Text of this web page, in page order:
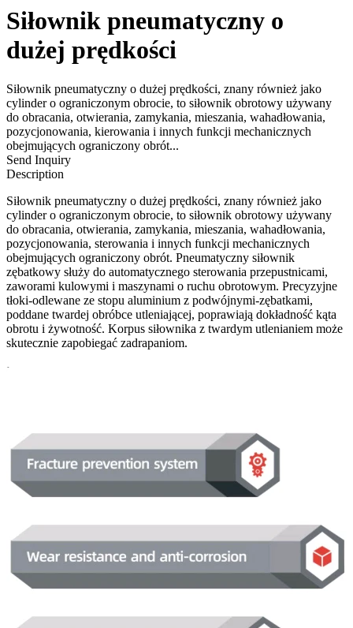
Siłownik pneumatyczny o
dużej prędkości
Siłownik pneumatyczny o dużej prędkości, znany również jako
cylinder o ograniczonym obrocie, to siłownik obrotowy używany
do obracania, otwierania, zamykania, mieszania, wahadłowania,
pozycjonowania, kierowania i innych funkcji mechanicznych
obejmujących ograniczony obrót...
Send Inquiry
Description
Siłownik pneumatyczny o dużej prędkości, znany również jako
cylinder o ograniczonym obrocie, to siłownik obrotowy używany
do obracania, otwierania, zamykania, mieszania, wahadłowania,
pozycjonowania, sterowania i innych funkcji mechanicznych
obejmujących ograniczony obrót. Pneumatyczny siłownik
zębatkowy służy do automatycznego sterowania przepustnicami,
zaworami kulowymi i maszynami o ruchu obrotowym. Precyzyjne
tłoki-odlewane ze stopu aluminium z podwójnymi-zębatkami,
poddane twardej obróbce utleniającej, poprawiają dokładność kąta
obrotu i żywotność. Korpus siłownika z twardym utlenianiem może
skutecznie zapobiegać zadrapaniom.